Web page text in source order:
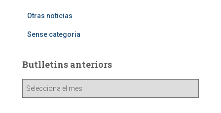
Otras noticias
Sense categoria
Butlletins anteriors